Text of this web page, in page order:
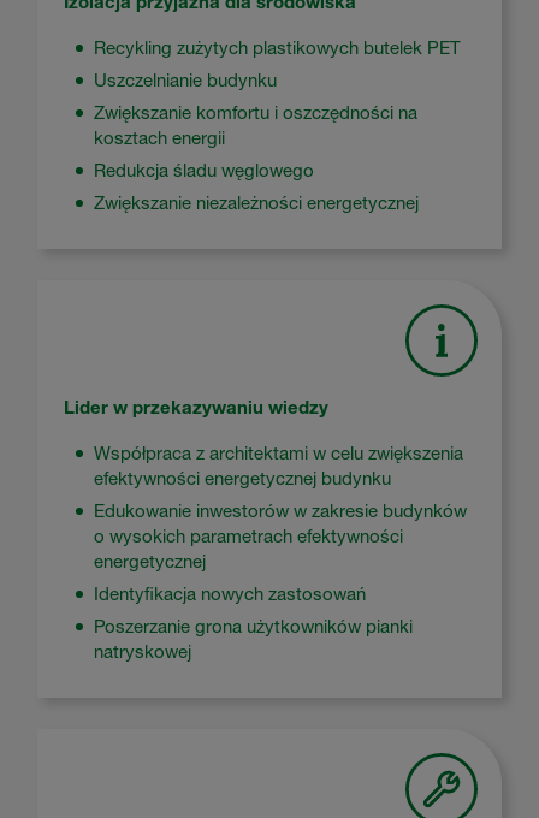
Recykling zużytych plastikowych butelek PET
Uszczelnianie budynku
Zwiększanie komfortu i oszczędności na
kosztach energii
Redukcja śladu węglowego
Zwiększanie niezależności energetycznej
Lider w przekazywaniu wiedzy
Współpraca z architektami w celu zwiększenia
efektywności energetycznej budynku
Edukowanie inwestorów w zakresie budynków
o wysokich parametrach efektywności
energetycznej
Identyfikacja nowych zastosowań
Poszerzanie grona użytkowników pianki
natryskowej